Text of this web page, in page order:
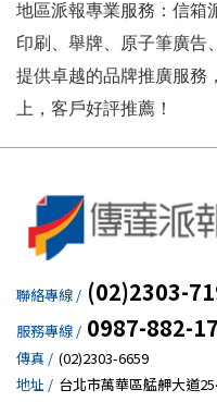
地區派報專業服務：信箱
印刷、舉牌、原子筆廣告
提供卓越的品牌推廣服務
上，客戶好評推薦！
聯絡專線 / (02)2303-
服務專線 / 0987-882-
傳真 / (02)2303-6659
地址 / 台北市萬華區艋舺大道